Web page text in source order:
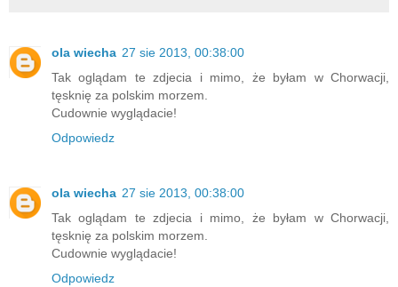
ola wiecha 27 sie 2013, 00:38:00
Tak oglądam te zdjecia i mimo, że byłam w Chorwacji,
tęsknię za polskim morzem.
Cudownie wyglądacie!
Odpowiedz
ola wiecha 27 sie 2013, 00:38:00
Tak oglądam te zdjecia i mimo, że byłam w Chorwacji,
tęsknię za polskim morzem.
Cudownie wyglądacie!
Odpowiedz